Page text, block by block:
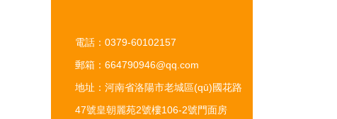
電話：0379-60102157
郵箱：664790946@qq.com
地址：河南省洛陽市老城區(qū)國花路
47號皇朝麗苑2號樓106-2號門面房